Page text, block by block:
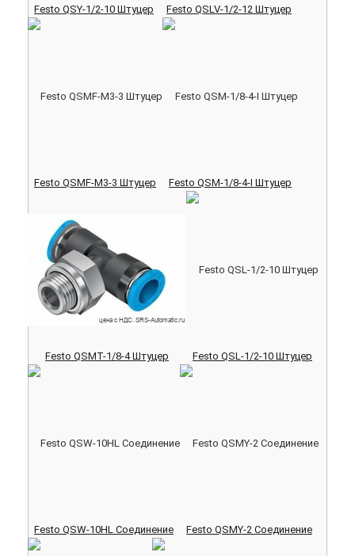
Festo QSY-1/2-10 Штуцер Festo QSLV-1/2-12 Штуцер
Festo QSMF-M3-3 Штуцер Festo QSM-1/8-4-I Штуцер
Festo QSMT-1/8-4 Штуцер Festo QSL-1/2-10 Штуцер
Festo QSW-10HL Соединение Festo QSMY-2 Соединение